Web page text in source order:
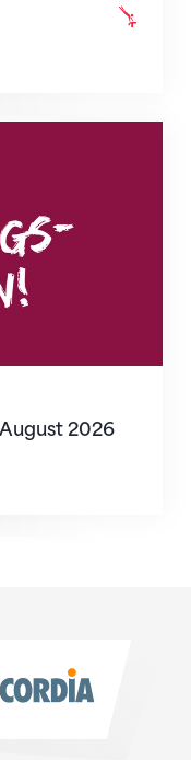
2026
2026